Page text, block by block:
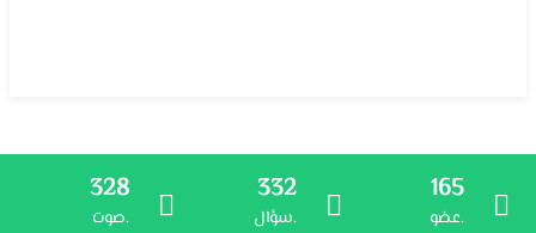
165
عضو.
332
سؤال.
328
صوت.